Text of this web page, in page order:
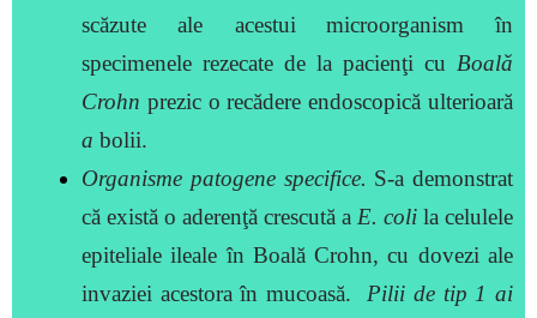
scăzute ale acestui
microorganism în
specimenele rezecate de la pacienţi cu Boală
Crohn prezic o recădere endoscopică ulterioară
a bolii.
Organisme patogene specifice. S-a demonstrat
că există o aderenţă crescută a E. coli la celulele
epiteliale ileale în Boală Crohn, cu dovezi ale
invaziei acestora în mucoasă. Pilii de tip 1 ai